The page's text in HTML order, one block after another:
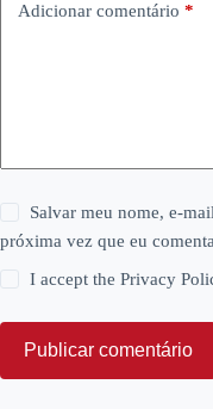
Adicionar comentário *
Salvar meu nome, e-
próxima vez que eu
I accept thePrivacy
Publicar comentário